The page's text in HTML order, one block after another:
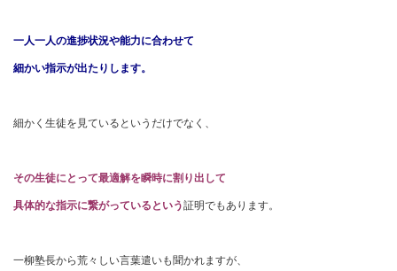
一人一人の進捗状況や能力に合わせて
細かい指示が出たりします。
細かく生徒を見ているというだけでなく、
その生徒にとって最適解を瞬時に割り出して
具体的な指示に繋がっているという証明でもあります。
一柳塾長から荒々しい言葉遣いも聞かれますが、